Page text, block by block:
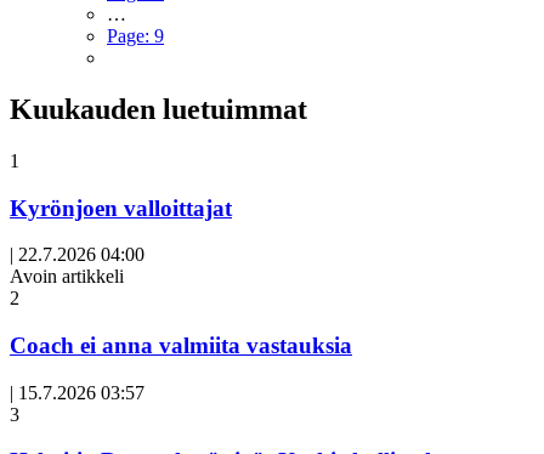
…
Page: 9
Kuukauden luetuimmat
1
Kyrönjoen valloittajat
| 22.7.2026 04:00
Avoin artikkeli
2
Coach ei anna valmiita vastauksia
| 15.7.2026 03:57
3